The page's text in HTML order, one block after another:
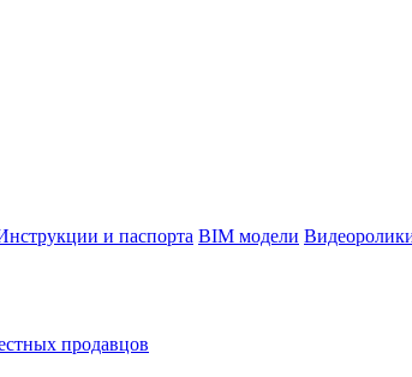
и паспорта BIM модели
продавцов